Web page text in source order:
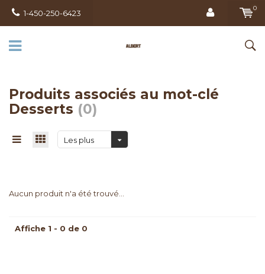
1-450-250-6423
0
Produits associés au mot-clé
Desserts (0)
Les plus
Aucun produit n'a été trouvé...
Affiche 1 - 0 de 0